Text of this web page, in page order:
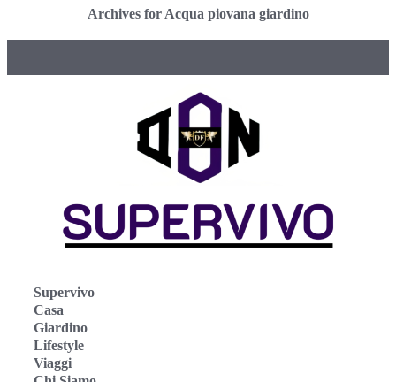
Archives for Acqua piovana giardino
Supervivo
Casa
Giardino
Lifestyle
Viaggi